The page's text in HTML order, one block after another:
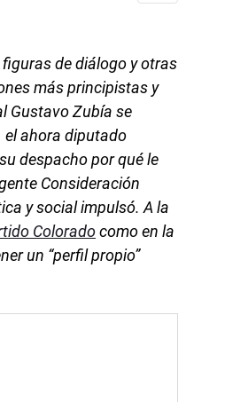
de diálogo y otras
más principistas y
Gustavo Zubía se
el ahora diputado
despacho por qué le
Consideración
y social impulsó. A la
Coloradocomo en la
un “perfil propio”